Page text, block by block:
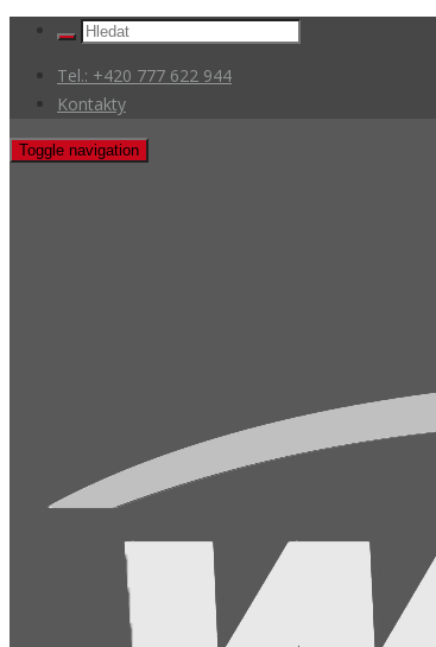
Tel.: +420 777 622 944
Kontakty
Toggle navigation